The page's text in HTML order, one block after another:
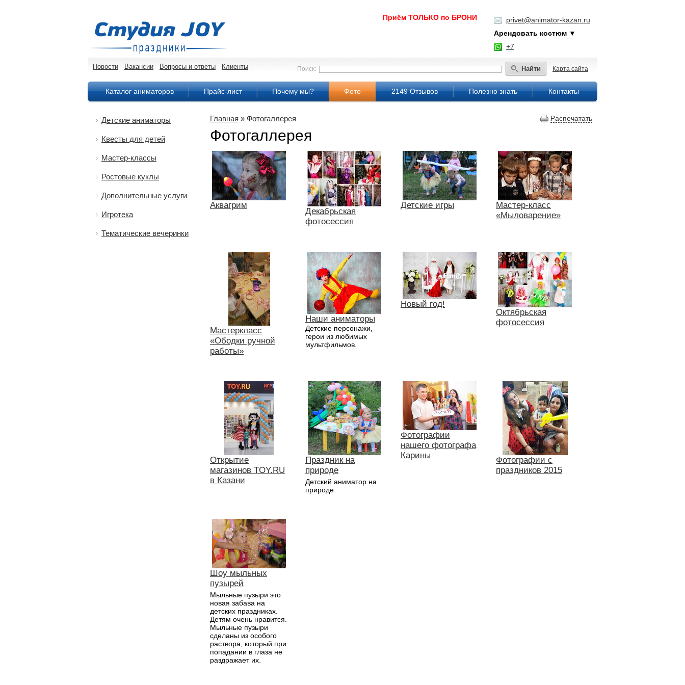
Приём ТОЛЬКО по БРОНИ
privet@animator-kazan.ru
Арендовать костюм ▼
+7
Новости Вакансии Вопросы и ответы Клиенты Поиск: Найти Карта сайта
Каталог аниматоров Прайс-лист Почему мы? Фото 2149 Отзывов Полезно знать Контакты
Распечатать
Главная » Фотогаллерея
Фотогаллерея
Аквагрим
Декабрьская
фотосессия
Детские игры
Мастер-класс
«Мыловарение»
Мастеркласс
«Ободки ручной
работы»
Наши аниматоры
Детские персонажи,
герои из любимых
мультфильмов.
Новый год!
Октябрьская
фотосессия
Открытие
магазинов TOY.RU
в Казани
Праздник на
природе
Детский аниматор на
природе
Фотографии
нашего фотографа
Карины
Фотографии с
праздников 2015
Шоу мыльных
пузырей
Мыльные пузыри это
новая забава на
детских праздниках.
Детям очень нравится.
Мыльные пузыри
сделаны из особого
раствора, который при
попадании в глаза не
раздражает их.
Детские аниматоры
Квесты для детей
Мастер-классы
Ростовые куклы
Дополнительные услуги
Игротека
Тематические вечеринки